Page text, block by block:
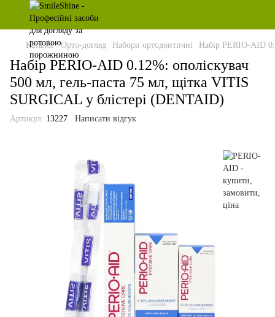
Каталог Орто-догляд Набори ортодонтичні Набір PERIO-AID
Набір PERIO-AID 0.12%: ополіскувач
500 мл, гель-паста 75 мл, щітка VITIS
SURGICAL у блістері (DENTAID)
Артикул: 13227 Написати відгук